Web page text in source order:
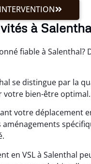
à
fiable à
se distingue par la
votre bien-être optimal.
votre déplacement
en VSL à Salenthal